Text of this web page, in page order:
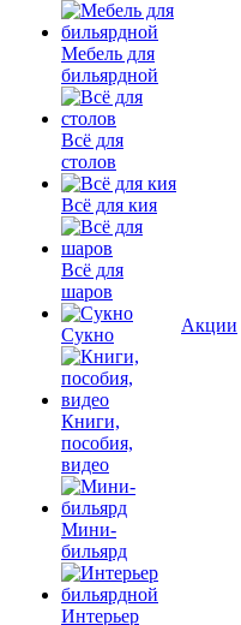
Мебель для
бильярдной
Всё для
столов
Всё для кия
Всё для
шаров
Сукно
Книги,
пособия,
видео
Мини-
бильярд
Интерьер
Акции